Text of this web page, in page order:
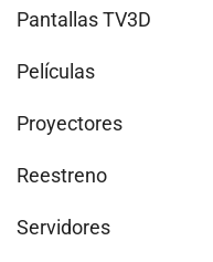
Pantallas TV3D
Películas
Proyectores
Reestreno
Servidores